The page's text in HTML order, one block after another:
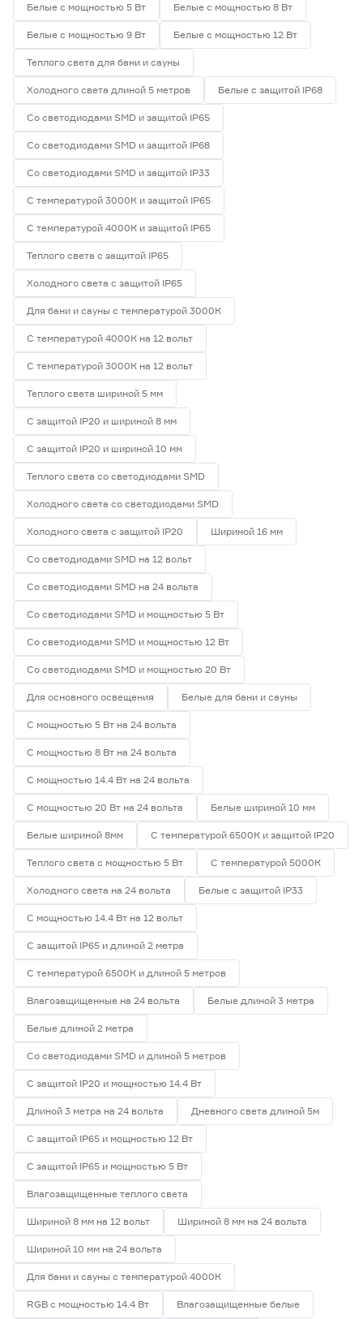
Белые с мощностью 5 Вт Белые с мощностью 8 Вт
Белые с мощностью 9 Вт Белые с мощностью 12 Вт
Теплого света для бани и сауны
Холодного света длиной 5 метров Белые с защитой IP68
Со светодиодами SMD и защитой IP65
Со светодиодами SMD и защитой IP68
Со светодиодами SMD и защитой IP33
С температурой 3000К и защитой IP65
С температурой 4000К и защитой IP65
Теплого света с защитой IP65
Холодного света с защитой IP65
Для бани и сауны с температурой 3000К
С температурой 4000К на 12 вольт
С температурой 3000К на 12 вольт
Теплого света шириной 5 мм
С защитой IP20 и шириной 8 мм
С защитой IP20 и шириной 10 мм
Теплого света со светодиодами SMD
Холодного света со светодиодами SMD
Холодного света с защитой IP20 Шириной 16 мм
Со светодиодами SMD на 12 вольт
Со светодиодами SMD на 24 вольта
Со светодиодами SMD и мощностью 5 Вт
Со светодиодами SMD и мощностью 12 Вт
Со светодиодами SMD и мощностью 20 Вт
Для основного освещения Белые для бани и сауны
С мощностью 5 Вт на 24 вольта
С мощностью 8 Вт на 24 вольта
С мощностью 14.4 Вт на 24 вольта
С мощностью 20 Вт на 24 вольта Белые шириной 10 мм
Белые шириной 8мм С температурой 6500К и защитой IP20
Теплого света с мощностью 5 Вт С температурой 5000К
Холодного света на 24 вольта Белые с защитой IP33
С мощностью 14.4 Вт на 12 вольт
С защитой IP65 и длиной 2 метра
С температурой 6500К и длиной 5 метров
Влагозащищенные на 24 вольта Белые длиной 3 метра
Белые длиной 2 метра
Со светодиодами SMD и длиной 5 метров
С защитой IP20 и мощностью 14.4 Вт
Длиной 3 метра на 24 вольта Дневного света длиной 5м
С защитой IP65 и мощностью 12 Вт
С защитой IP65 и мощностью 5 Вт
Влагозащищенные теплого света
Шириной 8 мм на 12 вольт Шириной 8 мм на 24 вольта
Шириной 10 мм на 24 вольта
Для бани и сауны с температурой 4000К
RGB с мощностью 14.4 Вт Влагозащищенные белые